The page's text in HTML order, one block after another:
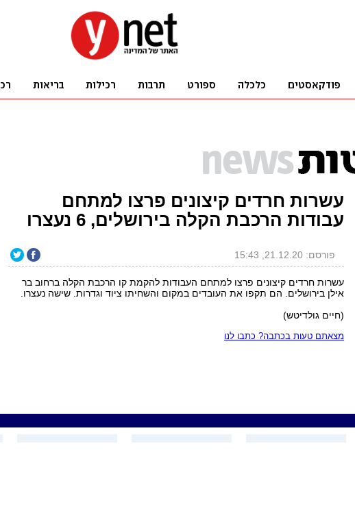
עשרות חרדים קיצונים פרצו למתחם
עבודות הרכבת הקלה בירושלים, 6 נעצרו
פורסם: 21.12.20, 15:43
עשרות חרדים קיצונים פרצו למתחם העבודות להקמת קו הרכבת הקלה ברחוב בר
אילן בירושלים. הם תקפו את העובדים במקום והשחיתו ציוד וגדרות. שישה נעצרו.
(חיים גולדיטש)
מצאתם טעות בכתבה? כתבו לנו